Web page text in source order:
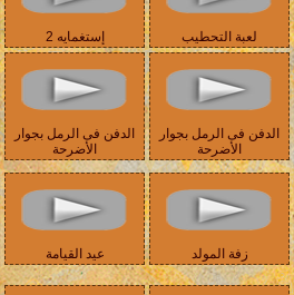
لعبة التحطيب إستغمايه 2
الدفن فى الرمل بجوار
الأضرحة
الدفن فى الرمل بجوار
الأضرحة
زفة المولد عيد القيامة